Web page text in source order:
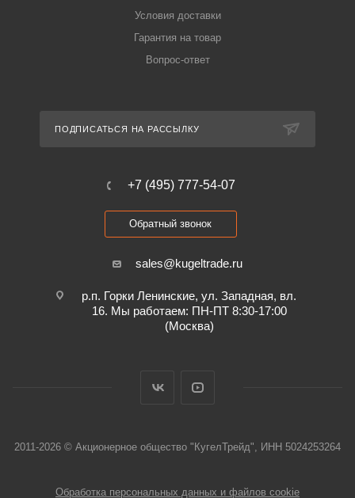
Условия доставки
Гарантия на товар
Вопрос-ответ
ПОДПИСАТЬСЯ НА РАССЫЛКУ
+7 (495) 777-54-07
Обратный звонок
sales@kugeltrade.ru
р.п. Горки Ленинские, ул. Западная, вл.
16. Мы работаем: ПН-ПТ 8:30-17:00
(Москва)
2011-2026 © Акционерное общество "КугелТрейд", ИНН 5024253264
Обработка персональных данных и файлов cookie